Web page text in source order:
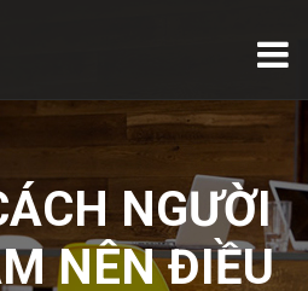
NGƯỜI
NÊN ĐIỀU